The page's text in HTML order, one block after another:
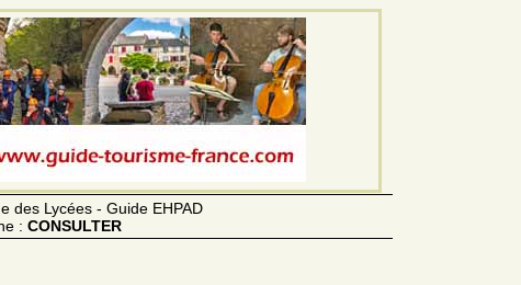
des Lycées - Guide EHPAD
: CONSULTER